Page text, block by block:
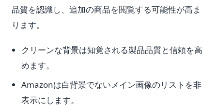
品質を認識し、追加の商品を閲覧する可能性が高ま
ります。
クリーンな背景は知覚される製品品質と信頼を高
めます。
Amazonは白背景でないメイン画像のリストを非
表示にします。